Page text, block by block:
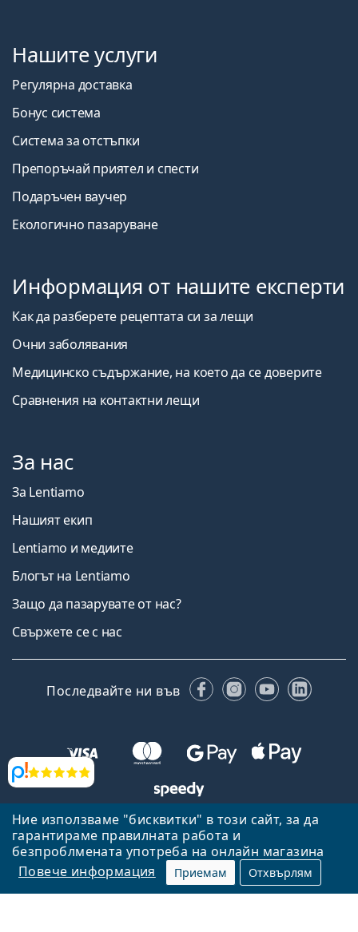
Ние използваме "бисквитки" в този сайт, за да
гарантираме правилната работа и
безпроблмената употреба на онлайн магазина
Повече информация
Приемам Отхвърлям
Прегледи
Нашите услуги
Регулярна доставка
Бонус система
Система за отстъпки
Препоръчай приятел и спести
Подаръчен ваучер
Екологично пазаруване
Информация от нашите експерти
Как да разберете рецептата си за лещи
Очни заболявания
Медицинско съдържание, на което да се доверите
Сравнения на контактни лещи
За нас
За Lentiamo
Нашият екип
Lentiamo и медиите
Блогът на Lentiamo
Защо да пазарувате от нас?
Свържете се с нас
Последвайте ни във FacebookInstagram
YouTube
Назад към началната страница
Нагоре
Lentiamo.bg е собственост и се управлява от Lentiamo s.r.o.,
Република Чехия
Тук сме за вас в продължение на 18 години.